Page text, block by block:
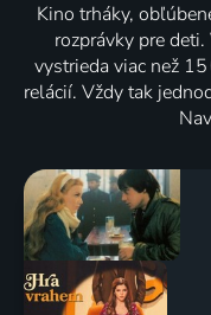
Kino trháky,
rozprávky pre
vystrieda viac než
relácií. Vždy tak